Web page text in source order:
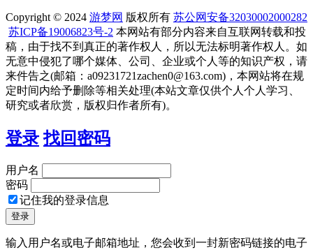
Copyright © 2024 游梦网 版权所有 苏公网安备32030002000282
苏ICP备19006823号-2 本网站有部分内容来自互联网转载和投
稿，由于找不到真正的著作权人，所以无法标明著作权人。如
无意中侵犯了哪个媒体、公司、企业或个人等的知识产权，请
来件告之(邮箱：a09231721zachen0@163.com)，本网站将在规
定时间内给予删除等相关处理(本站文章仅供个人个人学习、
研究或者欣赏，版权归作者所有)。
登录 找回密码
用户名
密码
记住我的登录信息
输入用户名或电子邮箱地址，您会收到一封新密码链接的电子